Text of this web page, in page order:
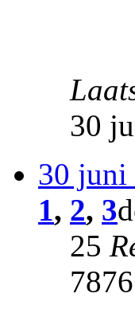
30
30 juni
1, 2, 3
25
7876